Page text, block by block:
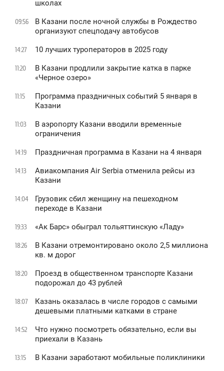
школах
09:56
В Казани после ночной службы в Рождество
организуют спецподачу автобусов
14:27 10 лучших туроператоров в 2025 году
11:20
В Казани продлили закрытие катка в парке
«Черное озеро»
11:15
Программа праздничных событий 5 января в
Казани
11:03
В аэропорту Казани вводили временные
ограничения
14:19 Праздничная программа в Казани на 4 января
14:13
Авиакомпания Air Serbia отменила рейсы из
Казани
14:04
Грузовик сбил женщину на пешеходном
переходе в Казани
19:33 «Ак Барс» обыграл тольяттинскую «Ладу»
18:26
В Казани отремонтировано около 2,5 миллиона
кв. м дорог
18:20
Проезд в общественном транспорте Казани
подорожал до 43 рублей
18:07
Казань оказалась в числе городов с самыми
дешевыми платными катками в стране
14:52
Что нужно посмотреть обязательно, если вы
приехали в Казань
13:15 В Казани заработают мобильные поликлиники